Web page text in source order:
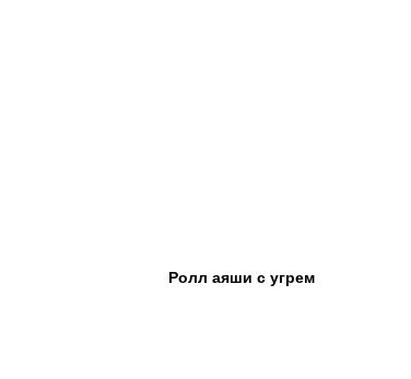
Ролл аяши с угрем